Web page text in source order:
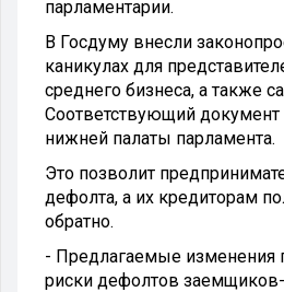
парламентарии.
В Госдуму внесли
каникулах для
среднего бизнеса, а также
Соответствующий документ
нижней палаты парламента.
Это позволит
дефолта, а их кредиторам
обратно.
- Предлагаемые изменения
риски дефолтов